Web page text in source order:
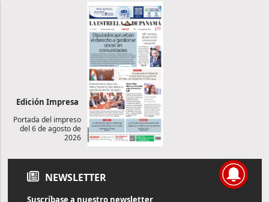
Edición Impresa
Portada del impreso
del 6 de agosto de
2026
NEWSLETTER
Suscríbase a nuestro newsletter